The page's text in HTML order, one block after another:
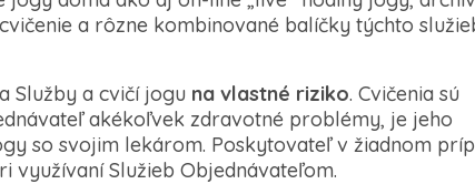
a rôzne kombinované balíčky týchto
Služby a cvičí jogu na vlastné riziko. Cvičenia sú
akékoľvek zdravotné problémy, je jeho
so svojim lekárom. Poskytovateľ v žiadnom
využívaní Služieb Objednávateľom.